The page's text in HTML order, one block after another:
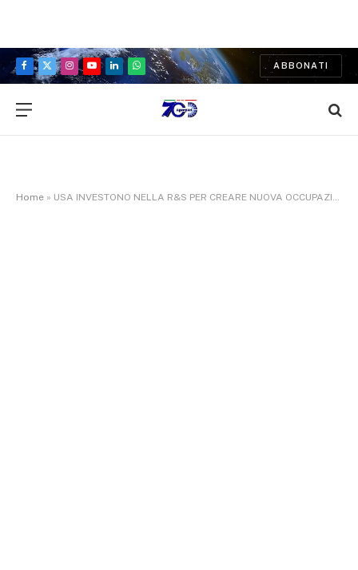
Facebook
X
Instagram
YouTubeLinkedInWhatsApp
ABBONATI
Home » USA INVESTONO NELLA R&S PER CREARE NUOVA OCCUPAZIONE